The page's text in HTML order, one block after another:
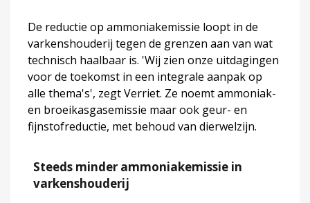
De reductie op ammoniakemissie loopt in de
varkenshouderij tegen de grenzen aan van wat
technisch haalbaar is. 'Wij zien onze uitdagingen
voor de toekomst in een integrale aanpak op
alle thema's', zegt Verriet. Ze noemt ammoniak-
en broeikasgasemissie maar ook geur- en
fijnstofreductie, met behoud van dierwelzijn.